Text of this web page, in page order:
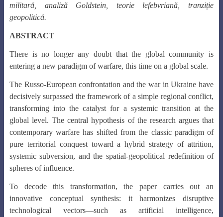
militară, analiză Goldstein, teorie lefebvriană, tranziție
geopolitică.
ABSTRACT
There is no longer any doubt that the global community is
entering a new paradigm of warfare, this time on a global scale.
The Russo-European confrontation and the war in Ukraine have
decisively surpassed the framework of a simple regional conflict,
transforming into the catalyst for a systemic transition at the
global level. The central hypothesis of the research argues that
contemporary warfare has shifted from the classic paradigm of
pure territorial conquest toward a hybrid strategy of attrition,
systemic subversion, and the spatial-geopolitical redefinition of
spheres of influence.
To decode this transformation, the paper carries out an
innovative conceptual synthesis: it harmonizes disruptive
technological vectors—such as artificial intelligence,